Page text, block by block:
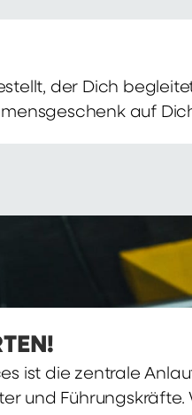
der Dich
auf
ist die zentrale
und Führungskräfte.